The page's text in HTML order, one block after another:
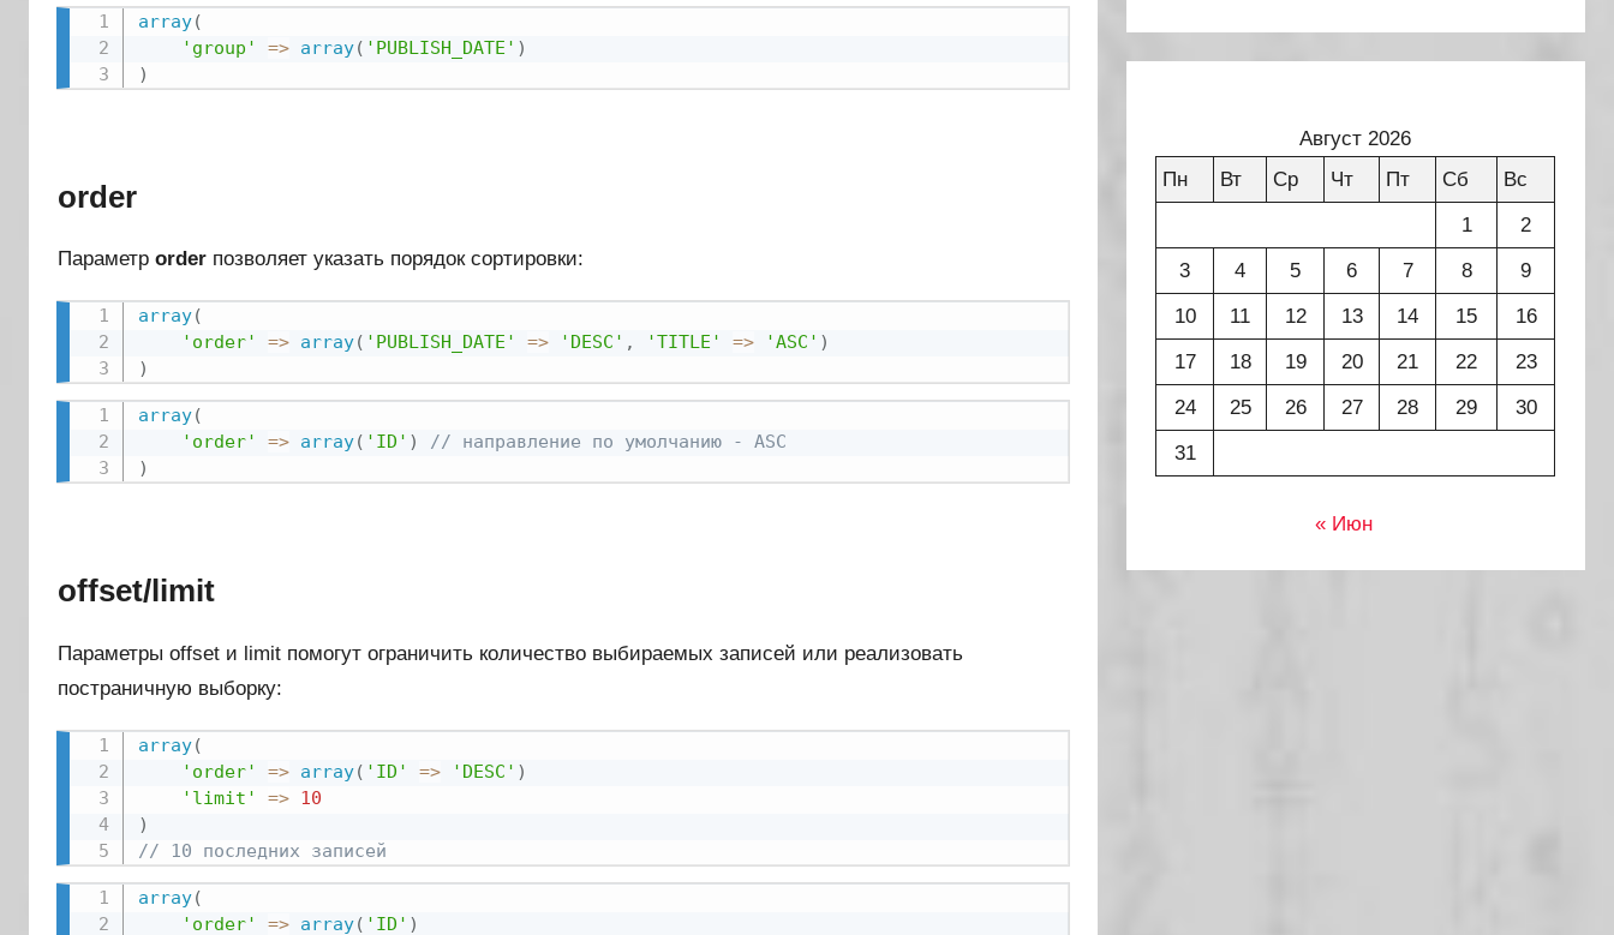
array(
'group'
=> array( 'PUBLISH_DATE' )
)
order
Параметр order позволяет указать порядок сортировки:
array(
'order'
=> array( 'PUBLISH_DATE' => 'DESC' , 'TITLE' => 'ASC' )
)
array(
'order'
=> array( 'ID' )
// направление по умолчанию - ASC
)
offset/limit
Параметры offset и limit помогут ограничить количество выбираемых записей или реализовать
постраничную выборку:
array(
'order'
=> array( 'ID' => 'DESC' )
'limit'
=> 10
)
// 10 последних записей
array(
'order'
=> array( 'ID' )
Август 2026
Пн
Вт Ср Чт Пт Сб
Вс
1
2
3
4 5 6 7 8
9
10
11 12 13 14 15
16
17
18 19 20 21 22
23
24
25 26 27 28 29
30
31
« Июн